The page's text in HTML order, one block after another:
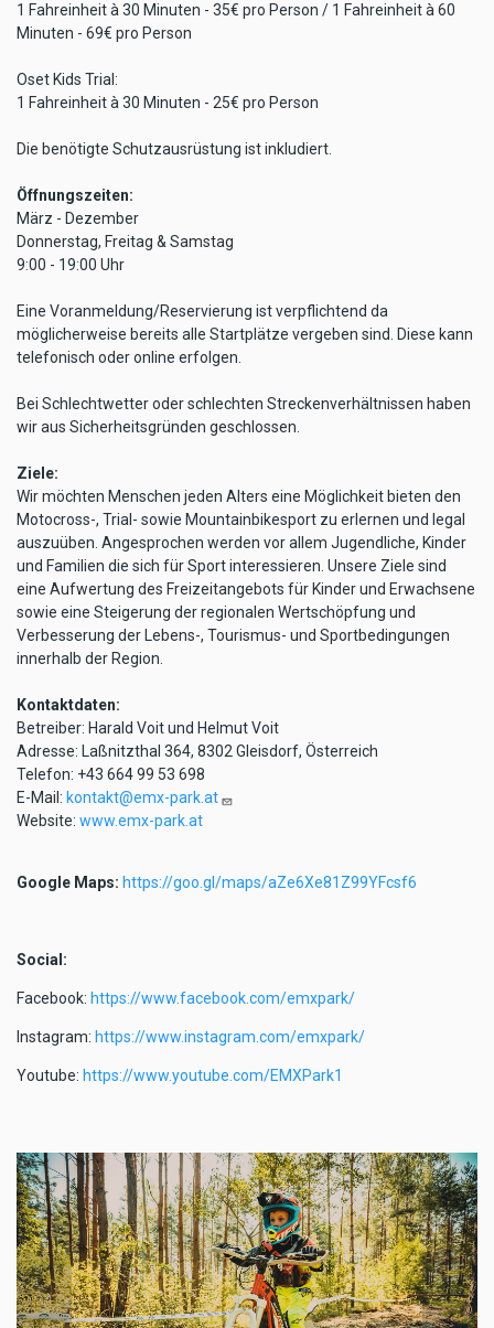
1 Fahreinheit à 30 Minuten - 35€ pro Person / 1 Fahreinheit à 60
Minuten - 69€ pro Person
Oset Kids Trial:
1 Fahreinheit à 30 Minuten - 25€ pro Person
Die benötigte Schutzausrüstung ist inkludiert.
Öffnungszeiten:
März - Dezember
Donnerstag, Freitag & Samstag
9:00 - 19:00 Uhr
Eine Voranmeldung/Reservierung ist verpflichtend da
möglicherweise bereits alle Startplätze vergeben sind. Diese kann
telefonisch oder online erfolgen.
Bei Schlechtwetter oder schlechten Streckenverhältnissen haben
wir aus Sicherheitsgründen geschlossen.
Ziele:
Wir möchten Menschen jeden Alters eine Möglichkeit bieten den
Motocross-, Trial- sowie Mountainbikesport zu erlernen und legal
auszuüben. Angesprochen werden vor allem Jugendliche, Kinder
und Familien die sich für Sport interessieren. Unsere Ziele sind
eine Aufwertung des Freizeitangebots für Kinder und Erwachsene
sowie eine Steigerung der regionalen Wertschöpfung und
Verbesserung der Lebens-, Tourismus- und Sportbedingungen
innerhalb der Region.
Kontaktdaten:
Betreiber: Harald Voit und Helmut Voit
Adresse: Laßnitzthal 364, 8302 Gleisdorf, Österreich
Telefon: +43 664 99 53 698
E-Mail: kontakt@emx-park.at
Website: www.emx-park.at
Google Maps: https://goo.gl/maps/aZe6Xe81Z99YFcsf6
Social:
Facebook: https://www.facebook.com/emxpark/
Instagram: https://www.instagram.com/emxpark/
Youtube: https://www.youtube.com/EMXPark1